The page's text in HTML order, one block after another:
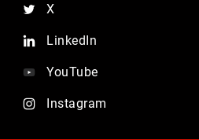
X
LinkedIn
YouTube
Instagram